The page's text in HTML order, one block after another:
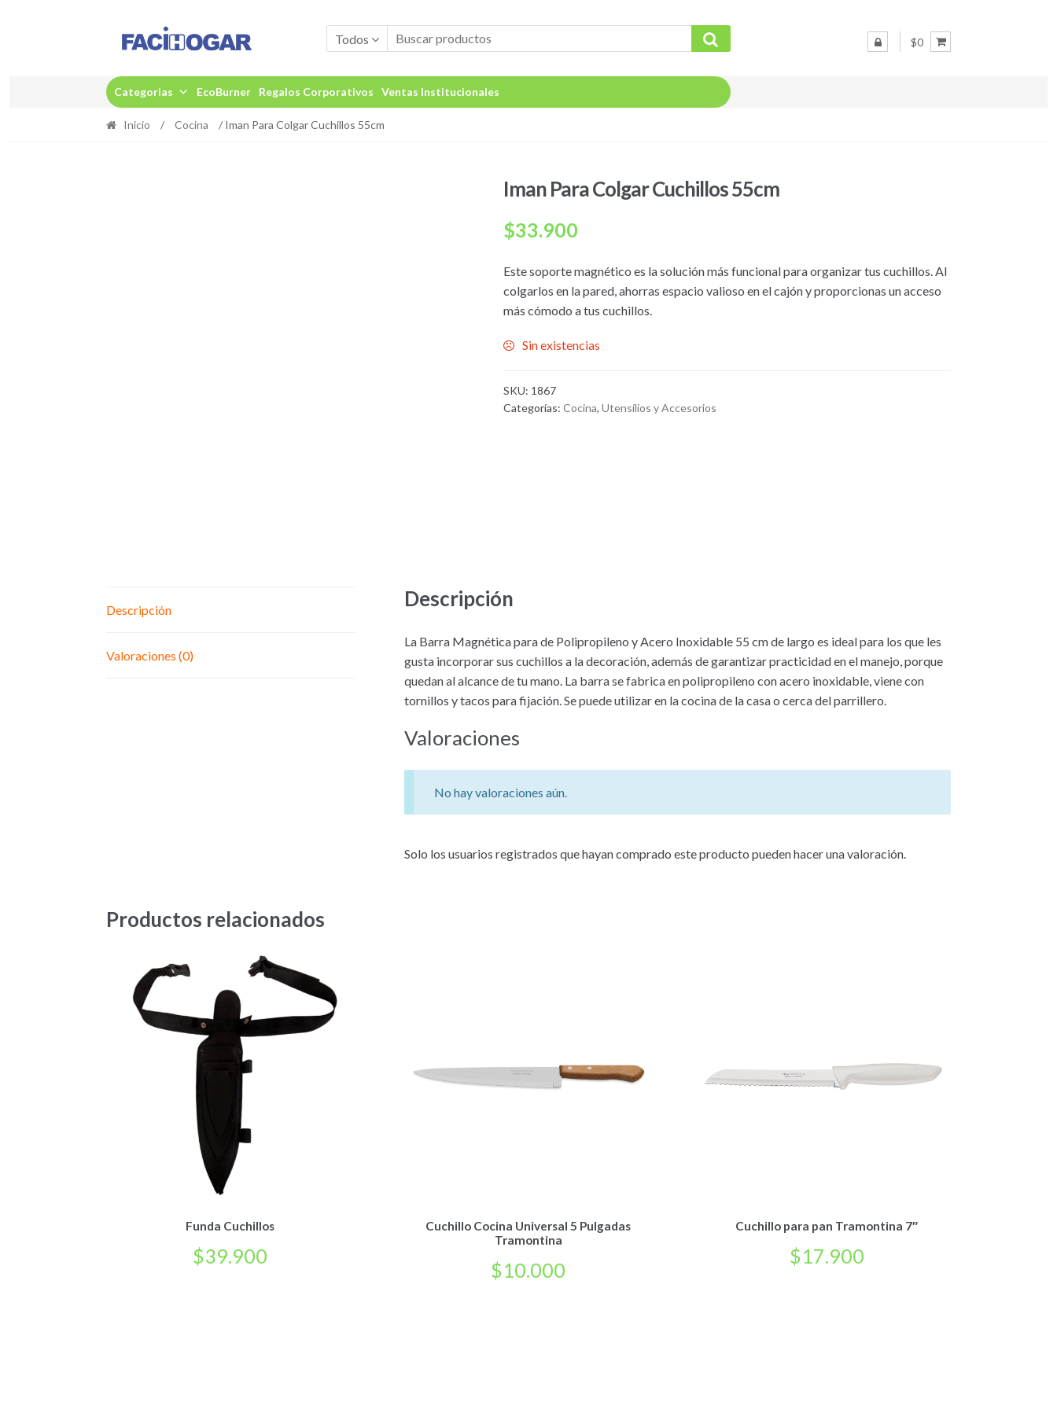
contenido
Todos $0
Categorias EcoBurner Regalos Corporativos Ventas Institucionales
Inicio / Cocina / Iman Para Colgar Cuchillos 55cm
Iman Para Colgar Cuchillos 55cm
$33.900
Este soporte magnético es la solución más funcional para organizar tus cuchillos. Al
colgarlos en la pared, ahorras espacio valioso en el cajón y proporcionas un acceso
más cómodo a tus cuchillos.
Sin existencias
SKU: 1867
Categorías:Cocina,Utensílios y Accesorios
Descripción
Valoraciones (0)
Descripción
La Barra Magnética para de Polipropileno y Acero Inoxidable 55 cm de largo es ideal para los que les
gusta incorporar sus cuchillos a la decoración, además de garantizar practicidad en el manejo, porque
quedan al alcance de tu mano. La barra se fabrica en polipropileno con acero inoxidable, viene con
tornillos y tacos para fijación. Se puede utilizar en la cocina de la casa o cerca del parrillero.
Valoraciones
No hay valoraciones aún.
Solo los usuarios registrados que hayan comprado este producto pueden hacer una valoración.
Productos relacionados
Funda Cuchillos
$39.900
Cuchillo Cocina Universal 5 Pulgadas
Tramontina
$10.000
Cuchillo para pan Tramontina 7″
$17.900